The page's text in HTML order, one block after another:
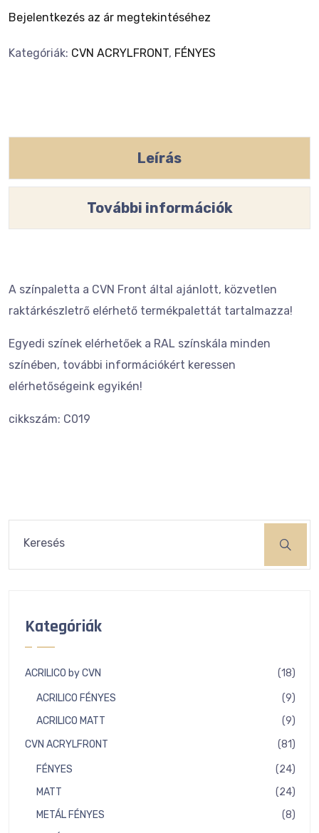
Bejelentkezés az ár megtekintéséhez
Kategóriák: CVN ACRYLFRONT, FÉNYES
Leírás
További információk
A színpaletta a CVN Front által ajánlott, közvetlen
raktárkészletrő elérhető termékpalettát tartalmazza!
Egyedi színek elérhetőek a RAL színskála minden
színében, további információkért keressen
elérhetőségeink egyikén!
cikkszám: C019
Keresés
Kategóriák
ACRILICO by CVN 1818
ACRILICO FÉNYES 99
ACRILICO MATT 99
CVN ACRYLFRONT 8181
FÉNYES 2424
MATT 2424
METÁL FÉNYES 88